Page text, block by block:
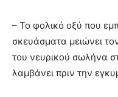
– Το φολικό οξύ που
σκευάσματα μειώνει
του νευρικού σωλήνα
λαμβάνει πριν την